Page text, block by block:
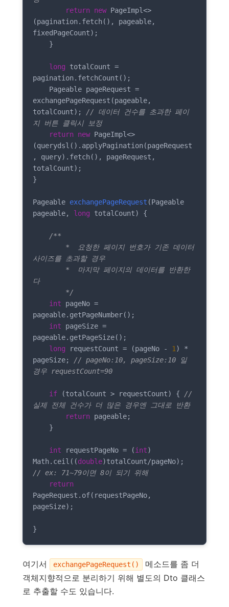
return
new PageImpl<>
(pagination.fetch(), pageable,
fixedPageCount);
long totalCount =
pagination.fetchCount();
exchangePageRequest(pageable,
totalCount);
// 데이터 건수를 초과한 페이
지 버튼 클릭시 보정
return
new PageImpl<>
(querydsl().applyPagination(pageRequest
, query).fetch(), pageRequest,
totalCount);
}
Pageable exchangePageRequest (Pageable
pageable, long totalCount) {
/**
사이즈를 초과할 경우
다
        */
int pageNo =
pageable.getPageNumber();
int pageSize =
pageable.getPageSize();
long requestCount = (pageNo - 1 ) *
pageSize;
// pageNo:10, pageSize:10 일
경우 requestCount=90
if (totalCount > requestCount) {
//
실제 전체 건수가 더 많은 경우엔 그대로 반환
return pageable;
int requestPageNo = (int)
Math.ceil((double
// ex: 71~79이면 8이 되기 위해
return
PageRequest.of(requestPageNo,
pageSize);
}
여기서 exchangePageRequest()
메소드를 좀 더
객체지향적으로 분리하기 위해 별도의 Dto 클래스
로 추출할 수도 있습니다.